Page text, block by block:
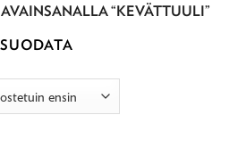
“KEVÄTTUULI”
SUODATA